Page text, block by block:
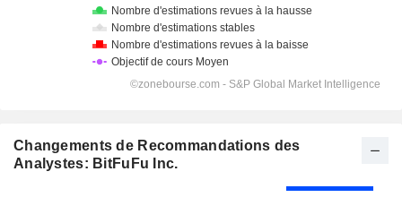
Changements de Recommandations des
Analystes: BitFuFu Inc.